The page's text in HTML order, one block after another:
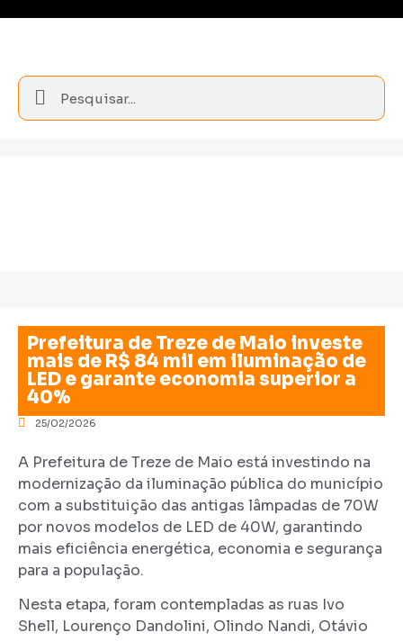
Prefeitura de Treze de Maio investe
mais de R$ 84 mil em iluminação de
LED e garante economia superior a
40%
25/02/2026
A Prefeitura de Treze de Maio está investindo na
modernização da iluminação pública do município
com a substituição das antigas lâmpadas de 70W
por novos modelos de LED de 40W, garantindo
mais eficiência energética, economia e segurança
para a população.
Nesta etapa, foram contempladas as ruas Ivo
Shell, Lourenço Dandolini, Olindo Nandi, Otávio